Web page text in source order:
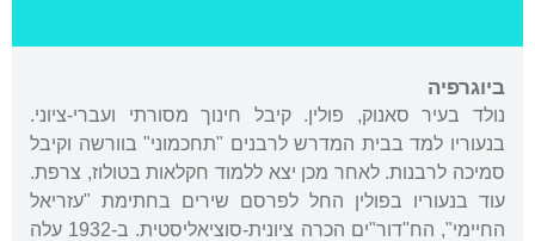
ביוגרפיה
נולד בעיר סאנוק, פולין. קיבל חינוך מסורתי ועברי-ציוני.
בנעוריו למד בבית המדרש לרבנים "תחכמוני" בוורשה וקיבל
סמיכה לרבנות. לאחר מכן יצא ללמוד חקלאות בטולוז, צרפת.
עוד בנעוריו בפולין החל לפרסם שירים בחתימת "עזריאל
החיימי", הח"דור"ים הכרה ציונית-סוציאליסטית. ב-1932 עלה